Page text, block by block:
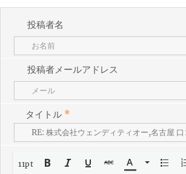
投稿者名
投稿者メールアドレス
タイトル *
11pt